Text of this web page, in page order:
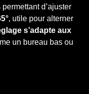
d’ajuster
, utile pour alterner
s’adapte aux
un bureau bas ou